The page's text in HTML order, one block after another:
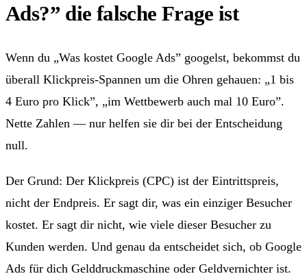
Ads?” die falsche Frage ist
Wenn du „Was kostet Google Ads” googelst, bekommst du
überall Klickpreis-Spannen um die Ohren gehauen: „1 bis
4 Euro pro Klick”, „im Wettbewerb auch mal 10 Euro”.
Nette Zahlen — nur helfen sie dir bei der Entscheidung
null.
Der Grund: Der Klickpreis (CPC) ist der Eintrittspreis,
nicht der Endpreis. Er sagt dir, was ein einziger Besucher
kostet. Er sagt dir nicht, wie viele dieser Besucher zu
Kunden werden. Und genau da entscheidet sich, ob Google
Ads für dich Gelddruckmaschine oder Geldvernichter ist.